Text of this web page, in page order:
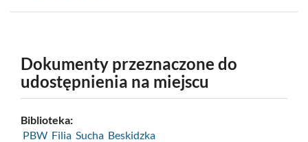
Dokumenty przeznaczone do
udostępnienia na miejscu
Biblioteka:
PBW Filia Sucha Beskidzka